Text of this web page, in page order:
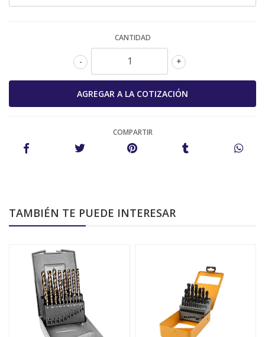
CANTIDAD
+
-
COMPARTIR
TAMBIÉN TE PUEDE INTERESAR